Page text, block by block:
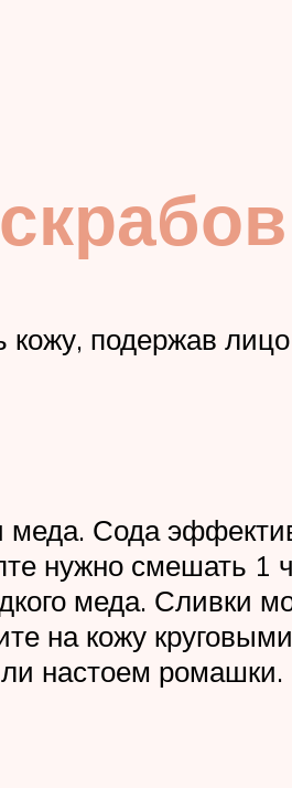
подержав
Сода
нужно смешать 1
меда. Сливки
на кожу
настоем ромашки.